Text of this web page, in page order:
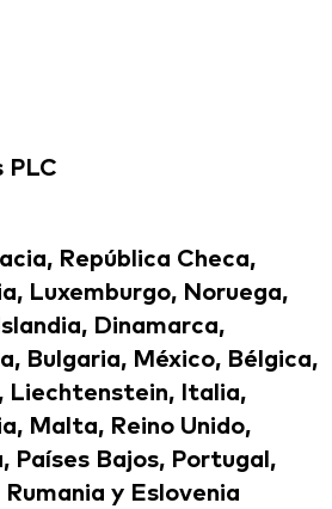
PLC
República Checa,
Luxemburgo, Noruega,
Dinamarca,
Bulgaria, México, Bélgica,
Liechtenstein, Italia,
Malta, Reino Unido,
Países Bajos, Portugal,
y Eslovenia